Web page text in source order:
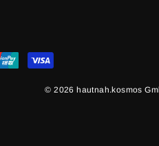
© 2026 hautnah.kosmos